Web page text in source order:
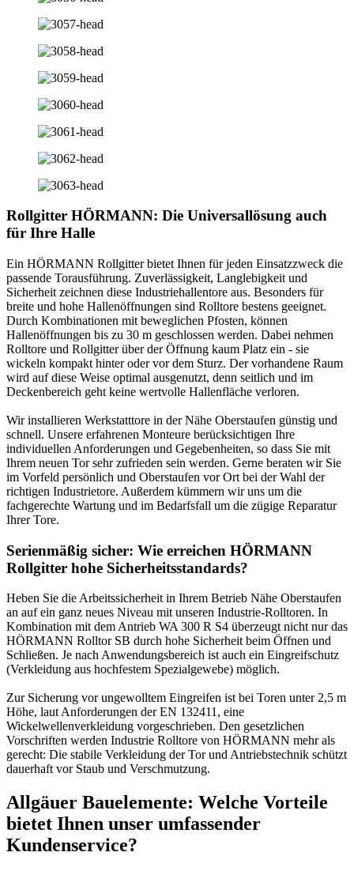
Rollgitter HÖRMANN: Die Universallösung auch
für Ihre Halle
Ein HÖRMANN Rollgitter bietet Ihnen für jeden Einsatzzweck die
passende Torausführung. Zuverlässigkeit, Langlebigkeit und
Sicherheit zeichnen diese Industriehallentore aus. Besonders für
breite und hohe Hallenöffnungen sind Rolltore bestens geeignet.
Durch Kombinationen mit beweglichen Pfosten, können
Hallenöffnungen bis zu 30 m geschlossen werden. Dabei nehmen
Rolltore und Rollgitter über der Öffnung kaum Platz ein - sie
wickeln kompakt hinter oder vor dem Sturz. Der vorhandene Raum
wird auf diese Weise optimal ausgenutzt, denn seitlich und im
Deckenbereich geht keine wertvolle Hallenfläche verloren.
Wir installieren Werkstatttore in der Nähe Oberstaufen günstig und
schnell. Unsere erfahrenen Monteure berücksichtigen Ihre
individuellen Anforderungen und Gegebenheiten, so dass Sie mit
Ihrem neuen Tor sehr zufrieden sein werden. Gerne beraten wir Sie
im Vorfeld persönlich und Oberstaufen vor Ort bei der Wahl der
richtigen Industrietore. Außerdem kümmern wir uns um die
fachgerechte Wartung und im Bedarfsfall um die zügige Reparatur
Ihrer Tore.
Serienmäßig sicher: Wie erreichen HÖRMANN
Rollgitter hohe Sicherheitsstandards?
Heben Sie die Arbeitssicherheit in Ihrem Betrieb Nähe Oberstaufen
an auf ein ganz neues Niveau mit unseren Industrie-Rolltoren. In
Kombination mit dem Antrieb WA 300 R S4 überzeugt nicht nur das
HÖRMANN Rolltor SB durch hohe Sicherheit beim Öffnen und
Schließen. Je nach Anwendungsbereich ist auch ein Eingreifschutz
(Verkleidung aus hochfestem Spezialgewebe) möglich.
Zur Sicherung vor ungewolltem Eingreifen ist bei Toren unter 2,5 m
Höhe, laut Anforderungen der EN 132411, eine
Wickelwellenverkleidung vorgeschrieben. Den gesetzlichen
Vorschriften werden Industrie Rolltore von HÖRMANN mehr als
gerecht: Die stabile Verkleidung der Tor und Antriebstechnik schützt
dauerhaft vor Staub und Verschmutzung.
Allgäuer Bauelemente: Welche Vorteile
bietet Ihnen unser umfassender
Kundenservice?